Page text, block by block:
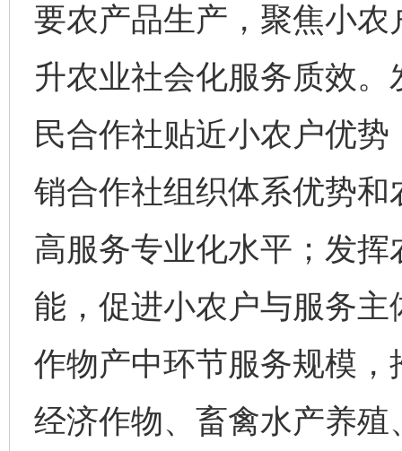
要农产品生产，聚焦小
升农业社会化服务质效
民合作社贴近小农户优
销合作社组织体系优势
高服务专业化水平；发
能，促进小农户与服务
作物产中环节服务规模
经济作物、畜禽水产养